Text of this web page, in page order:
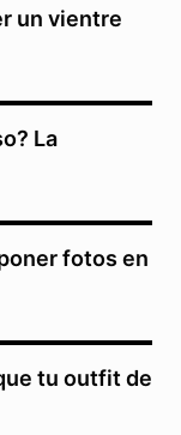
un vientre
La
fotos en
tu outfit de